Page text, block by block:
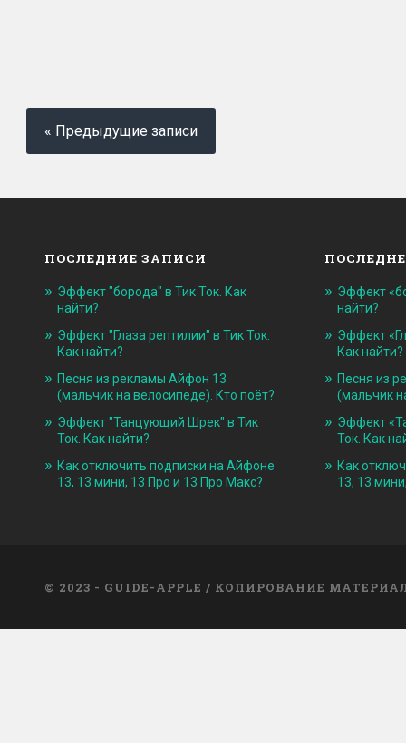
« Предыдущие записи
ПОСЛЕДНИЕ ЗАПИСИ
Эффект "борода" в Тик Ток. Как
найти?
Эффект "Глаза рептилии" в Тик Ток.
Как найти?
Песня из рекламы Айфон 13
(мальчик на велосипеде). Кто поёт?
Эффект "Танцующий Шрек" в Тик
Ток. Как найти?
Как отключить подписки на Айфоне
13, 13 мини, 13 Про и 13 Про Макс?
Эффект
найти?
Эффект
Как найти?
Песня из
(мальчик
Эффект
Ток. Как
Как
13, 13
© 2023 - GUIDE-APPLE / КОПИРОВАНИЕ